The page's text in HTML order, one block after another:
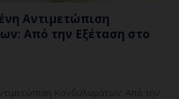
Αντιμετώπιση
Από την Εξέταση στο
Κονδυλωμάτων: Από την